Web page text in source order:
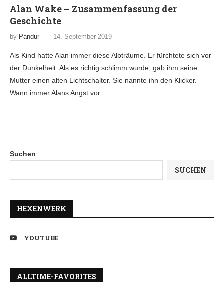
Alan Wake – Zusammenfassung der
Geschichte
by Pandur 14. September 2019
Als Kind hatte Alan immer diese Albträume. Er fürchtete sich vor
der Dunkelheit. Als es richtig schlimm wurde, gab ihm seine
Mutter einen alten Lichtschalter. Sie nannte ihn den Klicker.
Wann immer Alans Angst vor …
Suchen
SUCHEN
HEXENWERK
YOUTUBE
ALLTIME-FAVORITES